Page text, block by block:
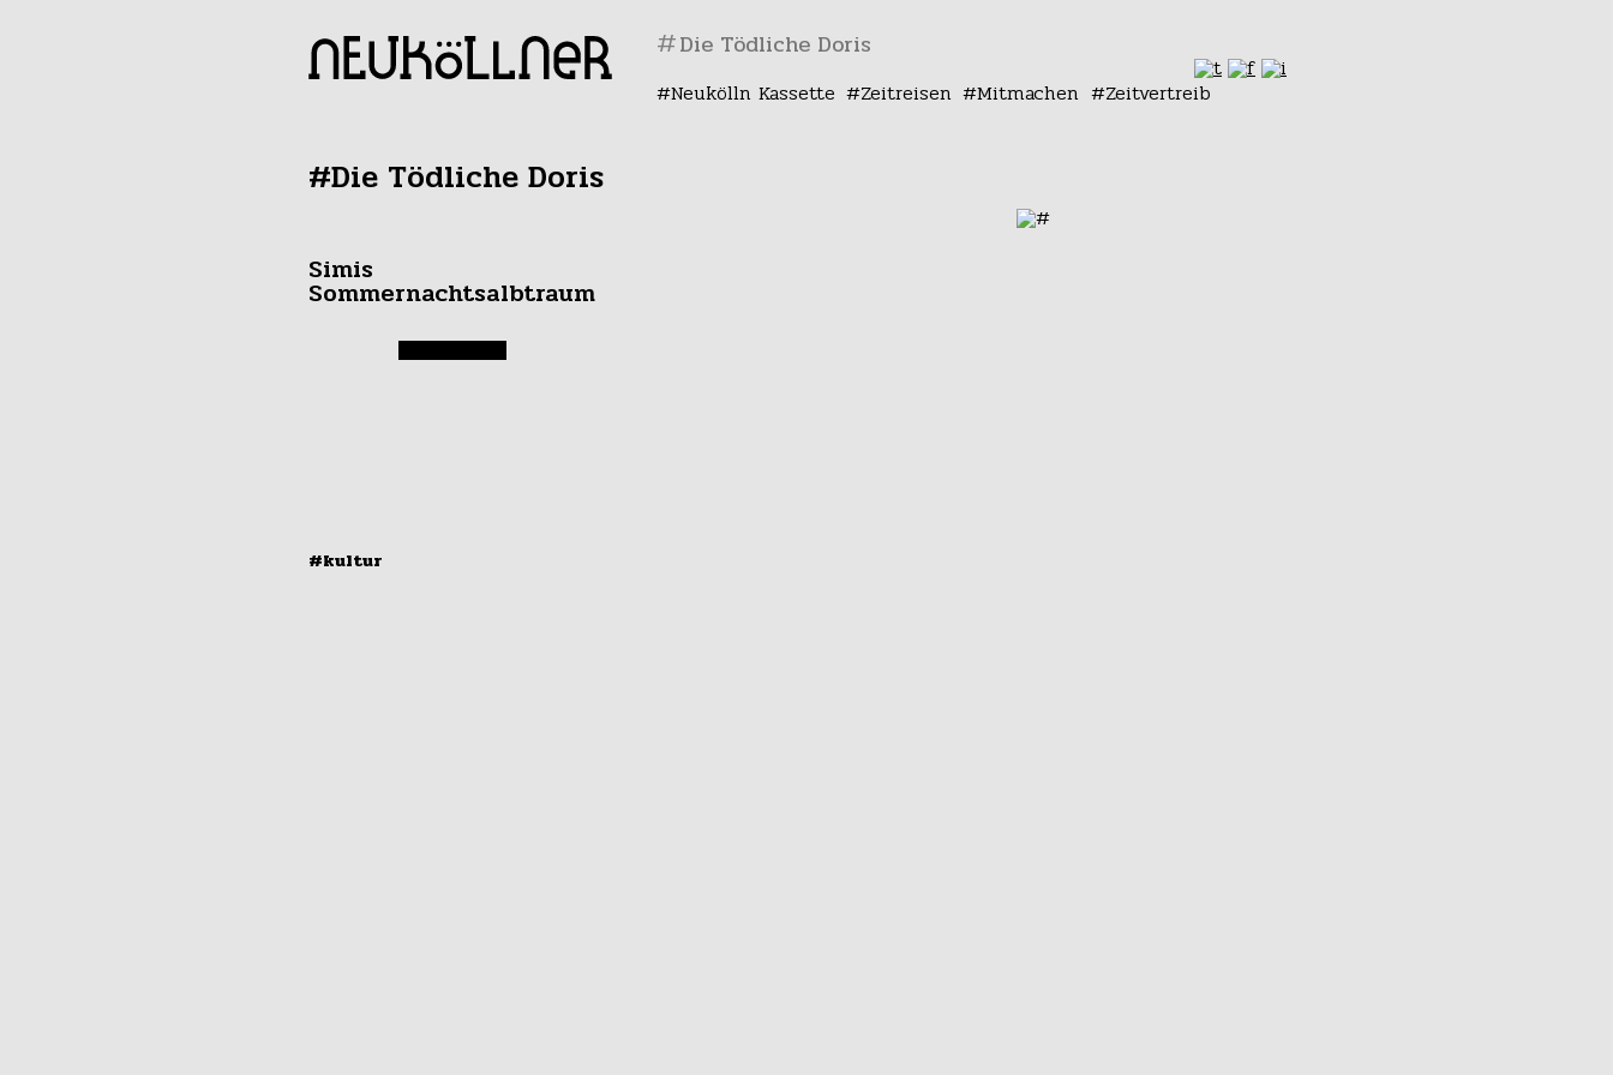
#
Neukölln Kassette Zeitreisen Mitmachen Zeitvertreib
#Die Tödliche Doris
Simis
Sommernachtsalbtraum
#kultur